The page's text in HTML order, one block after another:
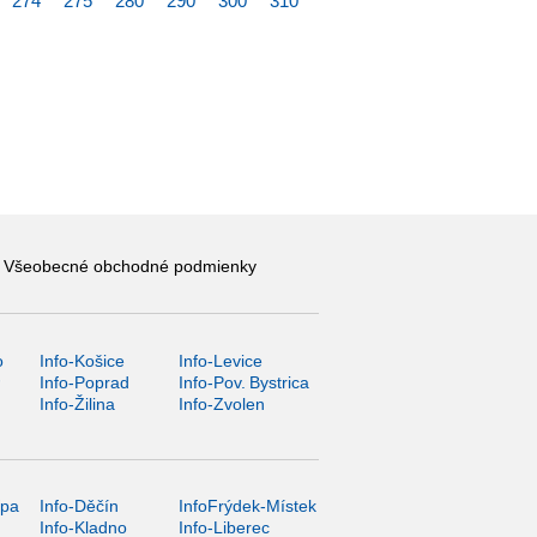
Všeobecné obchodné podmienky
Info-Košice
Info-Levice
Info-Poprad
Info-Pov. Bystrica
Info-Žilina Info-Zvolen
Info-Děčín
InfoFrýdek-Místek
Info-Kladno Info-Liberec